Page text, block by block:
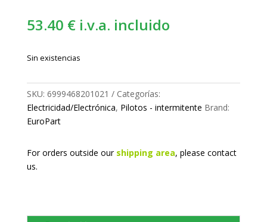
53.40 € i.v.a. incluido
Sin existencias
SKU: 6999468201021
Categorías:
Electricidad/Electrónica, Pilotos - intermitente Brand:
EuroPart
For orders outside our shipping area, please contact
us.